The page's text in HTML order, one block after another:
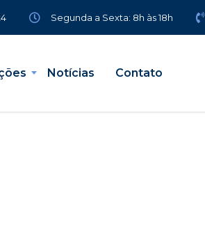
Segunda a Sexta: 8h às 18h
Notícias Contato